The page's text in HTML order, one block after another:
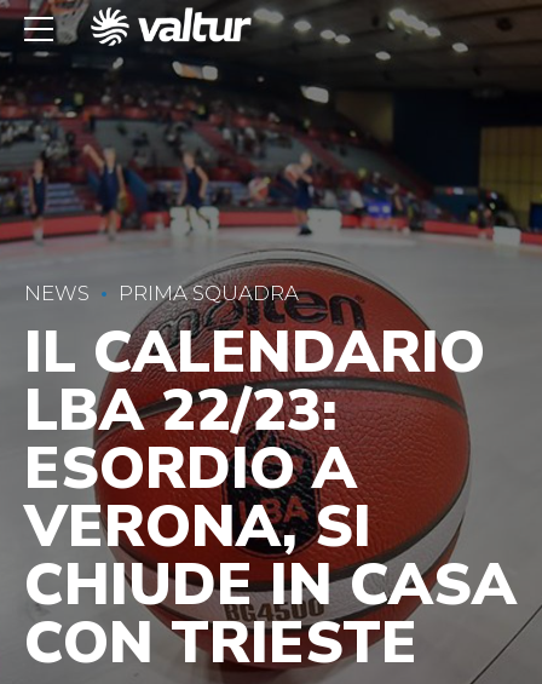
NEWS PRIMA SQUADRA
IL CALENDARIO
LBA 22/23:
ESORDIO A
VERONA, SI
CHIUDE IN CASA
CON TRIESTE